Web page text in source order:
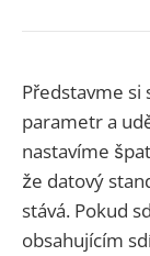
Představme si
parametr a
nastavíme
že datový
stává. Pokud
obsahujícím